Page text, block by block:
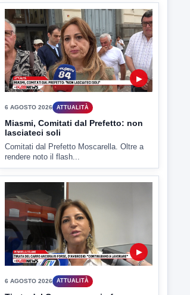
▶
6 AGOSTO 2026 ATTUALITÀ
Miasmi, Comitati dal Prefetto: non
lasciateci soli
Comitati dal Prefetto Moscarella. Oltre a
rendere noto il flash...
6 AGOSTO 2026 ATTUALITÀ
Tirata del Carro ancora in forse,
D'Ambrosio: continuiamo a lavorare
L'assessore comunale alla Cultura di
Mirabella Eclano, Raffaella Rita